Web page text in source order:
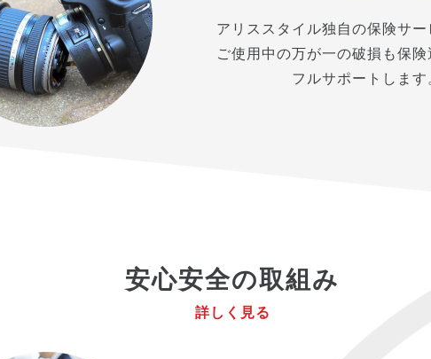
アリススタイル独自の保険サ
ご使用中の万が一の破損も保
フルサポートします
安心安全の取組み
詳しく見る